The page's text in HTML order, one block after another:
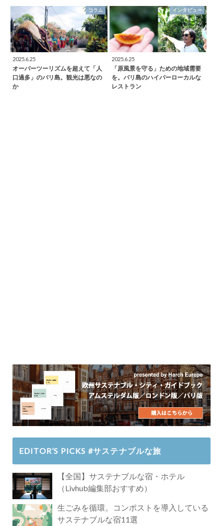
コラム
2025.6.25
オーバーツーリズムを超えて「人
口過多」のバリ島。観光は悪なの
か
インタビュー
2025.6.25
「原風景を守る」ための地域需要
を。バリ島のハイパーローカルな
レストラン
EDITOR’S PICKS #サステナブルな旅
【全国】サステナブルな宿・ホテル
（Livhub編集部おすすめ）
生ごみを循環。コンポストを導入している
サステナブルな宿11選